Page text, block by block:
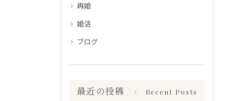
再婚
婚活
ブログ
最近の投稿 Recent Posts